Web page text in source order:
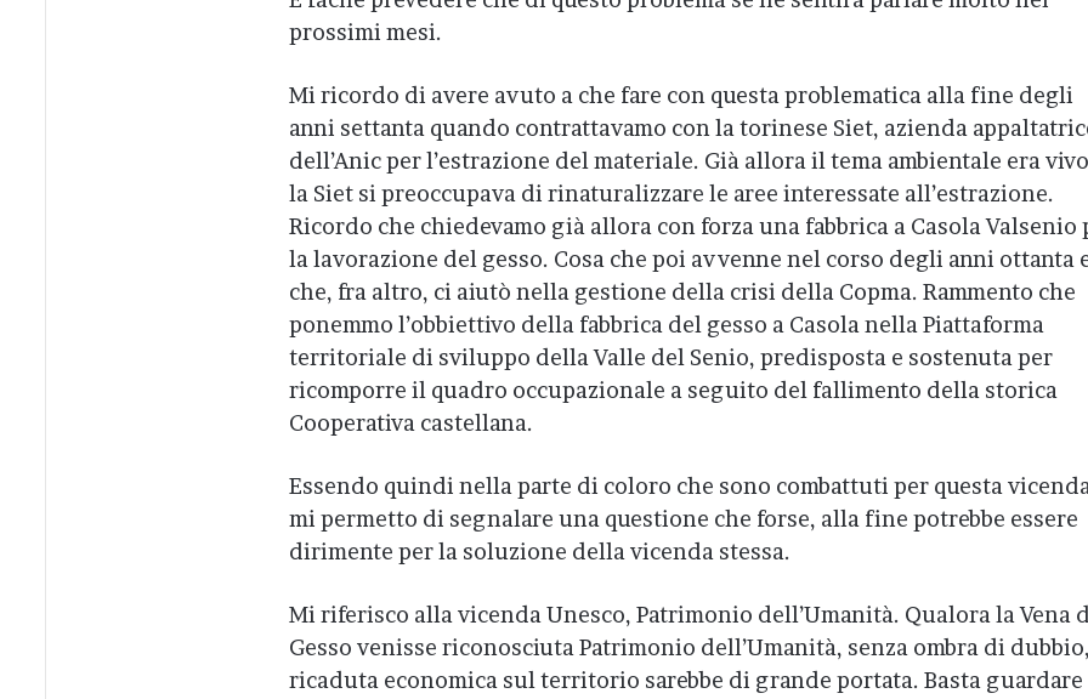
prossimi mesi.
Mi ricordo di avere avuto a che fare con questa problematica alla fine degli
anni settanta quando contrattavamo con la torinese Siet, azienda
dell’Anic per l’estrazione del materiale. Già allora il tema ambientale era
la Siet si preoccupava di rinaturalizzare le aree interessate all’estrazione.
Ricordo che chiedevamo già allora con forza una fabbrica a Casola Valsenio
la lavorazione del gesso. Cosa che poi avvenne nel corso degli anni ottanta
che, fra altro, ci aiutò nella gestione della crisi della Copma. Rammento che
ponemmo l’obbiettivo della fabbrica del gesso a Casola nella Piattaforma
territoriale di sviluppo della Valle del Senio, predisposta e sostenuta per
ricomporre il quadro occupazionale a seguito del fallimento della storica
Cooperativa castellana.
Essendo quindi nella parte di coloro che sono combattuti per questa
mi permetto di segnalare una questione che forse, alla fine potrebbe essere
dirimente per la soluzione della vicenda stessa.
Mi riferisco alla vicenda Unesco, Patrimonio dell’Umanità. Qualora la Vena
Gesso venisse riconosciuta Patrimonio dell’Umanità, senza ombra di
ricaduta economica sul territorio sarebbe di grande portata. Basta guardare